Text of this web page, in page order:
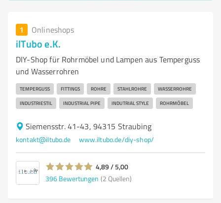
1 Onlineshops
ilTubo e.K.
DIY-Shop für Rohrmöbel und Lampen aus Temperguss
und Wasserrohren
TEMPERGUSS FITTINGS ROHRE STAHLROHRE WASSERROHRE
INDUSTRIESTIL INDUSTRIAL PIPE INDUTRIAL STYLE ROHRMÖBEL
Siemensstr. 41-43, 94315 Straubing
kontakt@iltubo.de www.iltubo.de/diy-shop/
4,89 / 5,00
396 Bewertungen (2 Quellen)